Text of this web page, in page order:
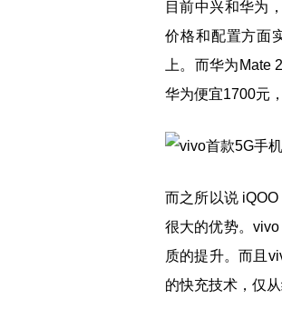
目前中兴和华为
价格和配置方面
上。而华为
华为便宜1700元
而之所以说
很大的优势。
质的提升。而且
的快充技术，仅